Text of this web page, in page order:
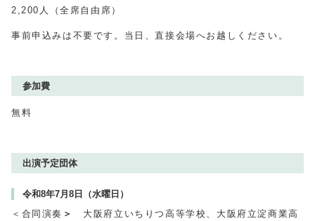
2,200人（全席自由席）
事前申込みは不要です。当日、直接会場へお越しください。
参加費
無料
出演予定団体
令和8年7月8日（水曜日）
＜合同演奏 ＞ 大阪府立いちりつ高等学校、大阪府立淀商業高